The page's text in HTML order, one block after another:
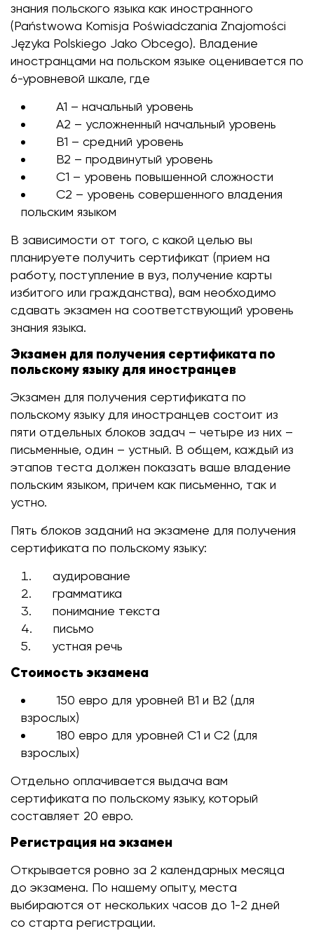
знания польского языка как иностранного
(Państwowа Komisjа Poświadczania Znajomości
Języka Polskiego Jako Obcego). Владение
иностранцами на польском языке оценивается по
6-уровневой шкале, где
А1 – начальный уровень
А2 – усложненный начальный уровень
В1 – средний уровень
В2 – продвинутый уровень
С1 – уровень повышенной сложности
С2 – уровень совершенного владения
польским языком
В зависимости от того, с какой целью вы
планируете получить сертификат (прием на
работу, поступление в вуз, получение карты
избитого или гражданства), вам необходимо
сдавать экзамен на соответствующий уровень
знания языка.
Экзамен для получения сертификата по
польскому языку для иностранцев
Экзамен для получения сертификата по
польскому языку для иностранцев состоит из
пяти отдельных блоков задач – четыре из них –
письменные, один – устный. В общем, каждый из
этапов теста должен показать ваше владение
польским языком, причем как письменно, так и
устно.
Пять блоков заданий на экзамене для получения
сертификата по польскому языку:
аудирование
грамматика
понимание текста
письмо
устная речь
Стоимость экзамена
150 евро для уровней В1 и В2 (для
взрослых)
180 евро для уровней С1 и С2 (для
взрослых)
Отдельно оплачивается выдача вам
сертификата по польскому языку, который
составляет 20 евро.
Регистрация на экзамен
Открывается ровно за 2 календарных месяца
до экзамена. По нашему опыту, места
выбираются от нескольких часов до 1-2 дней
со старта регистрации.